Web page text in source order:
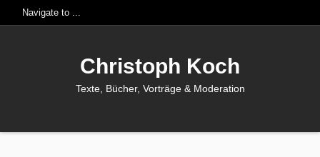
Christoph Koch
Texte, Bücher, Vorträge & Moderation